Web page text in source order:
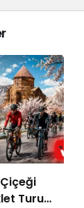
Turu